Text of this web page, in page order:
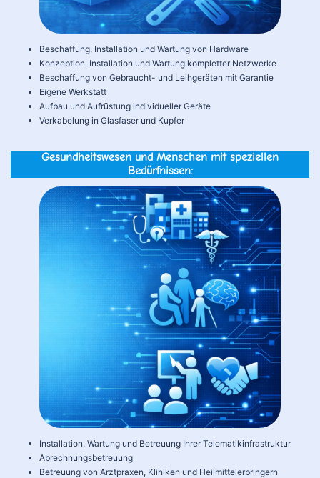
Beschaffung, Installation und Wartung von Hardware
Konzeption, Installation und Wartung kompletter Netzwerke
Beschaffung von Gebraucht- und Leihgeräten mit Garantie
Eigene Werkstatt
Aufbau und Aufrüstung individueller Geräte
Verkabelung in Glasfaser und Kupfer
Gesundheitswesen und Menschen mit speziellen
Bedürfnissen:
Installation, Wartung und Betreuung Ihrer Telematikinfrastruktur
Abrechnungsbetreuung
Betreuung von Arztpraxen, Kliniken und Heilmittelerbringern